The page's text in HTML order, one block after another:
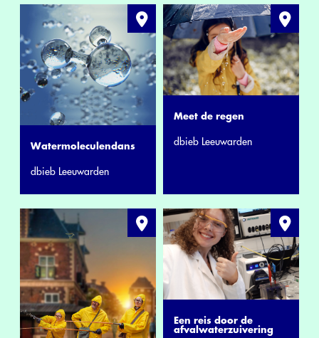
Watermoleculendans
dbieb Leeuwarden
Meet de regen
dbieb Leeuwarden
Een reis door de
afvalwaterzuivering